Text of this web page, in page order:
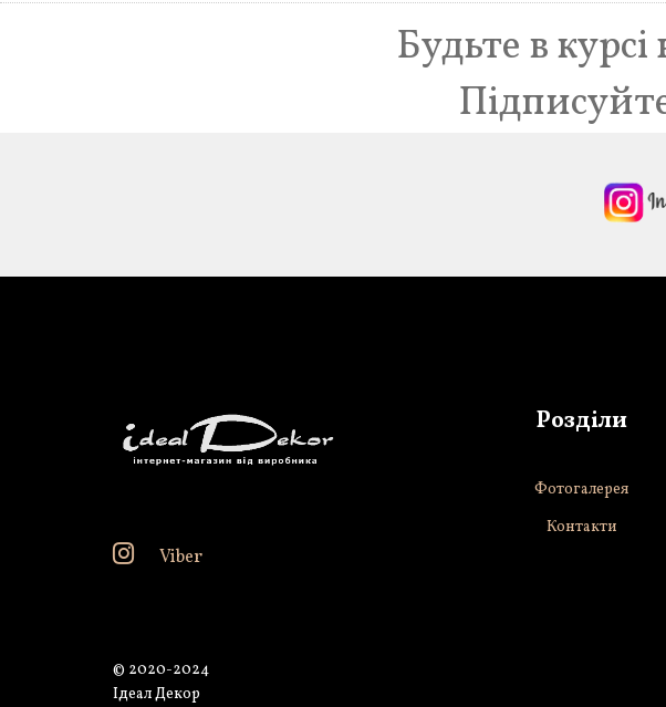
Будьте в
Viber
© 2020-2024
Ідеал Декор
Розділи
Фотогалерея
Контакти